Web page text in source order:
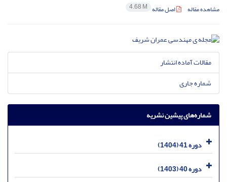
مشاهده مقاله اصل مقاله 4.68 M
مقالات آماده انتشار
شماره جاری
شماره‌های پیشین نشریه
دوره 41 (1404)
دوره 40 (1403)